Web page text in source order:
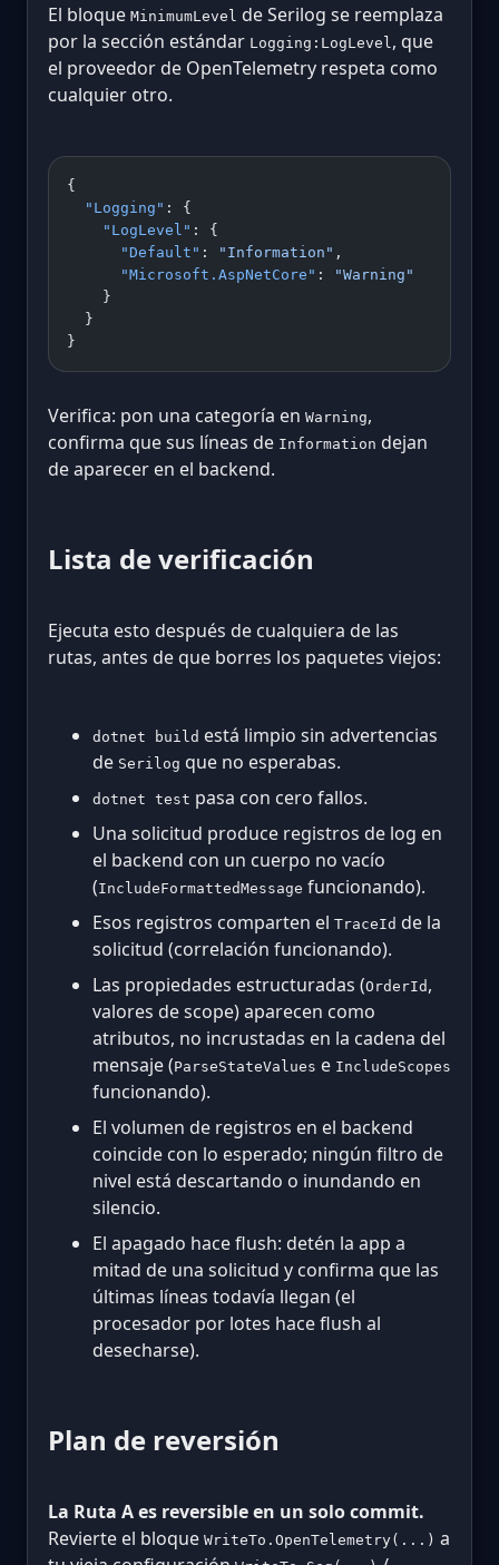
El bloque MinimumLevel de Serilog se reemplaza
por la sección estándar Logging:LogLevel , que
el proveedor de OpenTelemetry respeta como
cualquier otro.
{
  "Logging"
: {
    "LogLevel"
: {
      "Default"
: "Information" ,
      "Microsoft.AspNetCore"
:
"Warning"
    }
  }
}
Verifica: pon una categoría en Warning,
confirma que sus líneas de Information dejan
de aparecer en el backend.
Lista de verificación
Ejecuta esto después de cualquiera de las
rutas, antes de que borres los paquetes viejos:
dotnet build está limpio sin advertencias
de Serilog que no esperabas.
dotnet test pasa con cero fallos.
Una solicitud produce registros de log en
el backend con un cuerpo no vacío
(IncludeFormattedMessage funcionando).
Esos registros comparten el TraceId de la
solicitud (correlación funcionando).
Las propiedades estructuradas (OrderId ,
valores de scope) aparecen como
atributos, no incrustadas en la cadena del
mensaje (ParseStateValues e IncludeScopes
funcionando).
El volumen de registros en el backend
coincide con lo esperado; ningún filtro de
nivel está descartando o inundando en
silencio.
El apagado hace flush: detén la app a
mitad de una solicitud y confirma que las
últimas líneas todavía llegan (el
procesador por lotes hace flush al
desecharse).
Plan de reversión
La Ruta A es reversible en un solo commit.
Revierte el bloque WriteTo.OpenTelemetry(...) a